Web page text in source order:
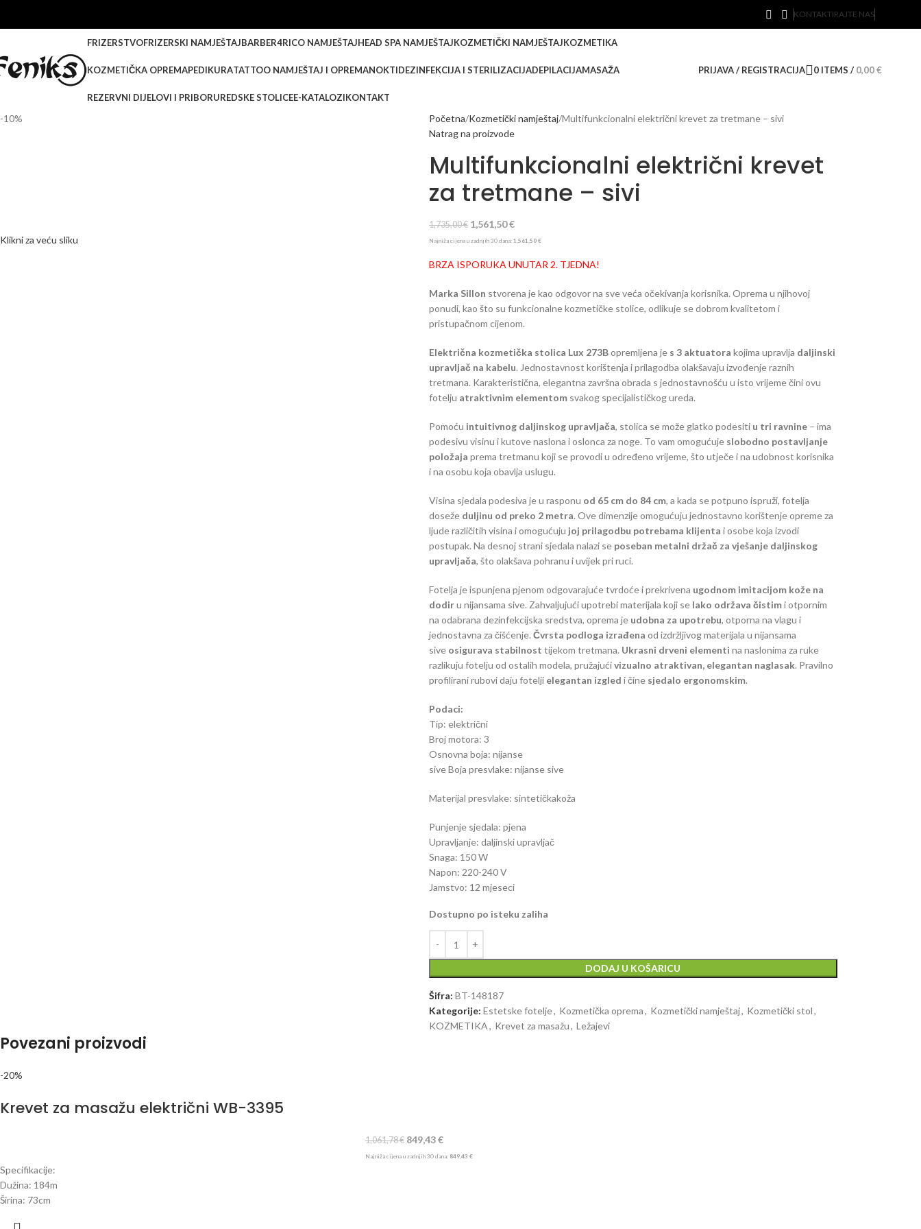
KONTAKTIRAJTE NAS
FRIZERSTVOFRIZERSKI NAMJEŠTAJBARBER4RICO NAMJEŠTAJHEAD SPA NAMJEŠTAJKOZMETIČKI NAMJEŠTAJKOZMETIKA
KOZMETIČKA OPREMAPEDIKURATATTOO NAMJEŠTAJ I OPREMANOKTIDEZINFEKCIJA I STERILIZACIJADEPILACIJAMASAŽA
REZERVNI DIJELOVI I PRIBORUREDSKE STOLICEE-KATALOZIKONTAKT
PRIJAVA / REGISTRACIJA 0 ITEMS / 0,00€
-10%
Klikni za veću sliku
Početna Kozmetički namještaj Multifunkcionalni električni krevet za tretmane – sivi
Natrag na proizvode
Multifunkcionalni električni krevet
za tretmane – sivi
1,735,00€ 1,561,50€
Najniža cijena u zadnjih 30 dana: 1,561,50 €
BRZA ISPORUKA UNUTAR 2. TJEDNA!
Marka Sillon stvorena je kao odgovor na sve veća očekivanja korisnika. Oprema u njihovoj
ponudi, kao što su funkcionalne kozmetičke stolice, odlikuje se dobrom kvalitetom i
pristupačnom cijenom.
Električna kozmetička stolica Lux 273Bopremljena je s 3 aktuatora kojima upravlja daljinski
upravljač na kabelu. Jednostavnost korištenja i prilagodba olakšavaju izvođenje raznih
tretmana. Karakteristična, elegantna završna obrada s jednostavnošću u isto vrijeme čini ovu
fotelju atraktivnim elementomsvakog specijalističkog ureda.
Pomoću intuitivnog daljinskog upravljača, stolica se može glatko podesiti u tri ravnine– ima
podesivu visinu i kutove naslona i oslonca za noge. To vam omogućuje slobodno postavljanje
položaja prema tretmanu koji se provodi u određeno vrijeme, što utječe i na udobnost korisnika
i na osobu koja obavlja uslugu.
Visina sjedala podesiva je u rasponu od 65 cm do 84 cm, a kada se potpuno ispruži, fotelja
doseže duljinu od preko 2 metra. Ove dimenzije omogućuju jednostavno korištenje opreme za
ljude različitih visina i omogućuju joj prilagodbu potrebama klijenta i osobe koja izvodi
postupak. Na desnoj strani sjedala nalazi se poseban metalni držač za vješanje daljinskog
upravljača, što olakšava pohranu i uvijek pri ruci.
Fotelja je ispunjena pjenom odgovarajuće tvrdoće i prekrivena ugodnom imitacijom kože na
dodiru nijansama sive. Zahvaljujući upotrebi materijala koji se lako održava čistimi otpornim
na odabrana dezinfekcijska sredstva, oprema je udobna za upotrebu, otporna na vlagu i
jednostavna za čišćenje. Čvrsta podloga izrađena od izdržljivog materijala u nijansama
sive osigurava stabilnost tijekom tretmana. Ukrasni drveni elementi na naslonima za ruke
razlikuju fotelju od ostalih modela, pružajućivizualno atraktivan, elegantan naglasak. Pravilno
profilirani rubovi daju fotelji elegantan izgled i čine sjedalo ergonomskim.
Podaci:
Tip: električni
Broj motora: 3
Osnovna boja: nijanse
sive Boja presvlake: nijanse sive
Materijal presvlake: sintetičkakoža
Punjenje sjedala: pjena
Upravljanje: daljinski upravljač
Snaga: 150 W
Napon: 220-240 V
Jamstvo: 12 mjeseci
Dostupno po isteku zaliha
DODAJ U KOŠARICU
Šifra: BT-148187
Kategorije: Estetske fotelje, Kozmetička oprema, Kozmetički namještaj, Kozmetički stol,
KOZMETIKA, Krevet za masažu, Ležajevi
Povezani proizvodi
-20%
Krevet za masažu električni WB-3395
1,061,78€ 849,43€
Najniža cijena u zadnjih 30 dana: 849,43 €
Specifikacije:
Dužina: 184m
Širina: 73cm